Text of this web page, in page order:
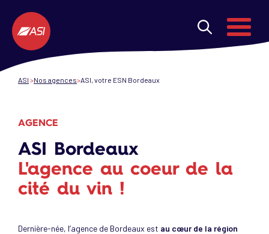
Menu
ASI Nos agences ASI, votre ESN Bordeaux
AGENCE
ASI Bordeaux
L'agence au coeur de la
cité du vin !
Dernière-née, l’agence de Bordeaux est au cœur de la région